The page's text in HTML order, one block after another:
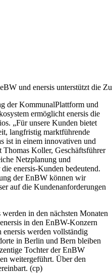
und enersis unterstützt die
der KommunalPlattform und
ermöglicht enersis die
„Für unsere Kunden bietet
langfristig marktführende
ist in einem innovativen und
Thomas Koller, Geschäftsführer
Netzplanung und
enersis-Kunden bedeutend.
der EnBW können wir
auf die Kundenanforderungen
in den nächsten Monaten
in den EnBW-Konzern
werden vollständig
in Berlin und Bern bleiben
Tochter der EnBW
weitergeführt. Über den
(cp)